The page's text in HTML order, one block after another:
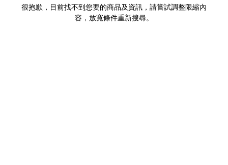
很抱歉，目前找不到您要的商品及資訊，請嘗試調整限縮內
容，放寬條件重新搜尋。